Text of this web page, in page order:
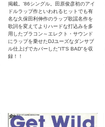
掲載。'86シングル。田原俊彦初のアイ
ドルラップ作といわれるヒットでも有
名な久保田利伸作のラップ歌謡名作を
歌詞を変えてよりハードな打込みを多
用したブラコン～エレクト・サウンド
にラップを乗せたDJユーズなダンサブ
ル仕上げでカバーした"IT'S BAD"を収
録！！